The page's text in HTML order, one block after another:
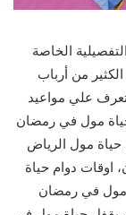
الخاصة
من أرباب
علي مواعيد
أوقات دوام حياة مول في رمضان
حياة مول الرياض
دوام حياة
مول في رمضان